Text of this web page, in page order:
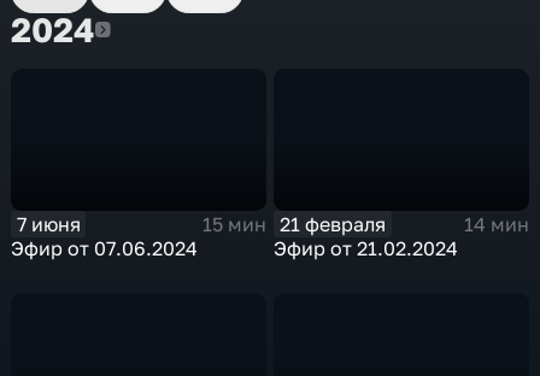
20242024
7 июня
15 мин
Эфир от 07.06.2024
21 февраля
14 мин
Эфир от 21.02.2024